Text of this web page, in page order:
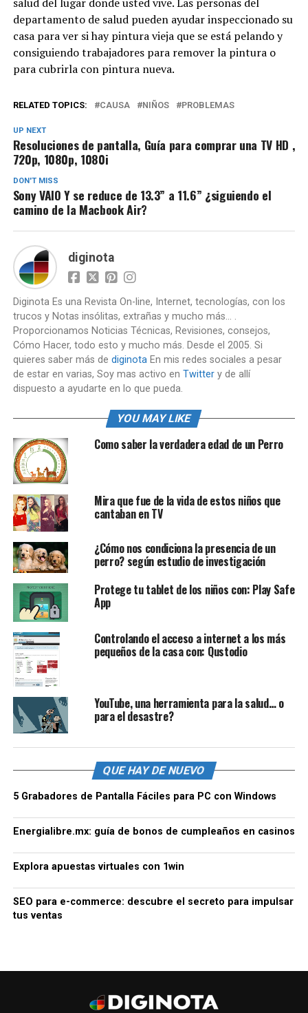
departamento de salud pueden ayudar inspeccionado su
casa para ver si hay pintura vieja que se está pelando y
consiguiendo trabajadores para remover la pintura o
para cubrirla con pintura nueva.
RELATED TOPICS: CAUSA NIÑOS PROBLEMAS
UP NEXT
Resoluciones de pantalla, Guía para comprar una TV HD ,
720p, 1080p, 1080i
DON'T MISS
Sony VAIO Y se reduce de 13.3” a 11.6” ¿siguiendo el
camino de la Macbook Air?
diginota
Diginota Es una Revista On-line, Internet, tecnologías, con los
trucos y Notas insólitas, extrañas y mucho más... .
Proporcionamos Noticias Técnicas, Revisiones, consejos,
Cómo Hacer, todo esto y mucho más. Desde el 2005. Si
quieres saber más de diginotaEn mis redes sociales a pesar
de estar en varias, Soy mas activo en Twittery de allí
dispuesto a ayudarte en lo que pueda.
YOU MAY LIKE
Como saber la verdadera edad de un Perro
Mira que fue de la vida de estos niños que
cantaban en TV
¿Cómo nos condiciona la presencia de un
perro? según estudio de investigación
Protege tu tablet de los niños con: Play Safe
App
Controlando el acceso a internet a los más
pequeños de la casa con: Qustodio
YouTube, una herramienta para la salud… o
para el desastre?
QUE HAY DE NUEVO
5 Grabadores de Pantalla Fáciles para PC con Windows
Energialibre.mx: guía de bonos de cumpleaños en casinos
Explora apuestas virtuales con 1win
SEO para e-commerce: descubre el secreto para impulsar
tus ventas